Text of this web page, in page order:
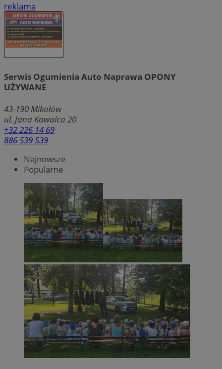
reklama
Serwis Ogumienia Auto Naprawa OPONY
UŻYWANE
43-190 Mikołów
ul. Jana Kawalca 20
+32 226 14 69
886 539 539
Najnowsze
Popularne